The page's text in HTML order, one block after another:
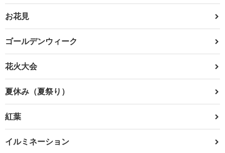
お花見
ゴールデンウィーク
花火大会
夏休み（夏祭り）
紅葉
イルミネーション